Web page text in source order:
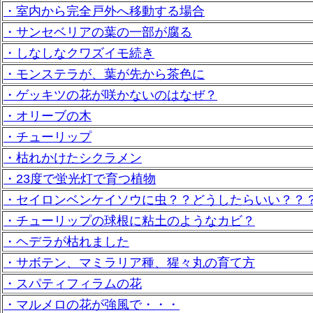
・室内から完全戸外へ移動する場合
・サンセベリアの葉の一部が腐る
・しなしなクワズイモ続き
・モンステラが、葉が先から茶色に
・ゲッキツの花が咲かないのはなぜ？
・オリーブの木
・チューリップ
・枯れかけたシクラメン
・23度で蛍光灯で育つ植物
・セイロンベンケイソウに虫？？どうしたらいい？？
・チューリップの球根に粘土のようなカビ？
・ヘデラが枯れました
・サボテン、マミラリア種、猩々丸の育て方
・スパティフィラムの花
・マルメロの花が強風で・・・